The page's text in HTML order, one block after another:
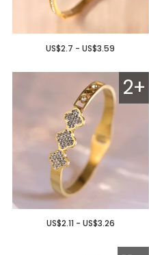
US$2.7 - US$3.59
2+
US$2.11 - US$3.26